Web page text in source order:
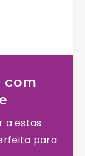
com
a estas
para